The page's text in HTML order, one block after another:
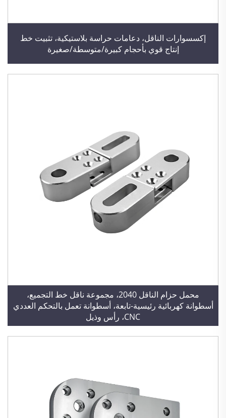
إكسسوارات الناقل، دعامات حراسة بلاستيكية، تثبيت خط
إنتاج قوي بأحجام كبيرة/متوسطة/صغيرة
محمل حزام الناقل 2040، مجموعة ناقل خط التجميع،
أسطوانة كهربائية رئيسية-تابعة، أسطوانة تعمل بالتحكم العددي
CNC، رأس وذيل